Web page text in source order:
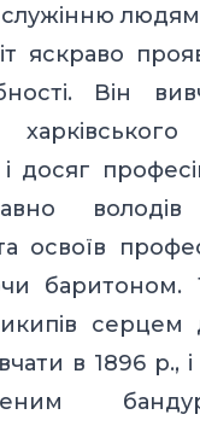
служінню
яскраво
Він
досяг
освоїв
баритоном.
серцем
в 1896 р.,